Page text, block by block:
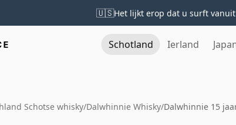
🇺🇸Het lijkt erop dat u surft
Schotland Ierland
Schotse whisky/Dalwhinnie Whisky/Dalwhinnie 15